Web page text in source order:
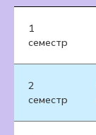
1
семестр
2
семестр